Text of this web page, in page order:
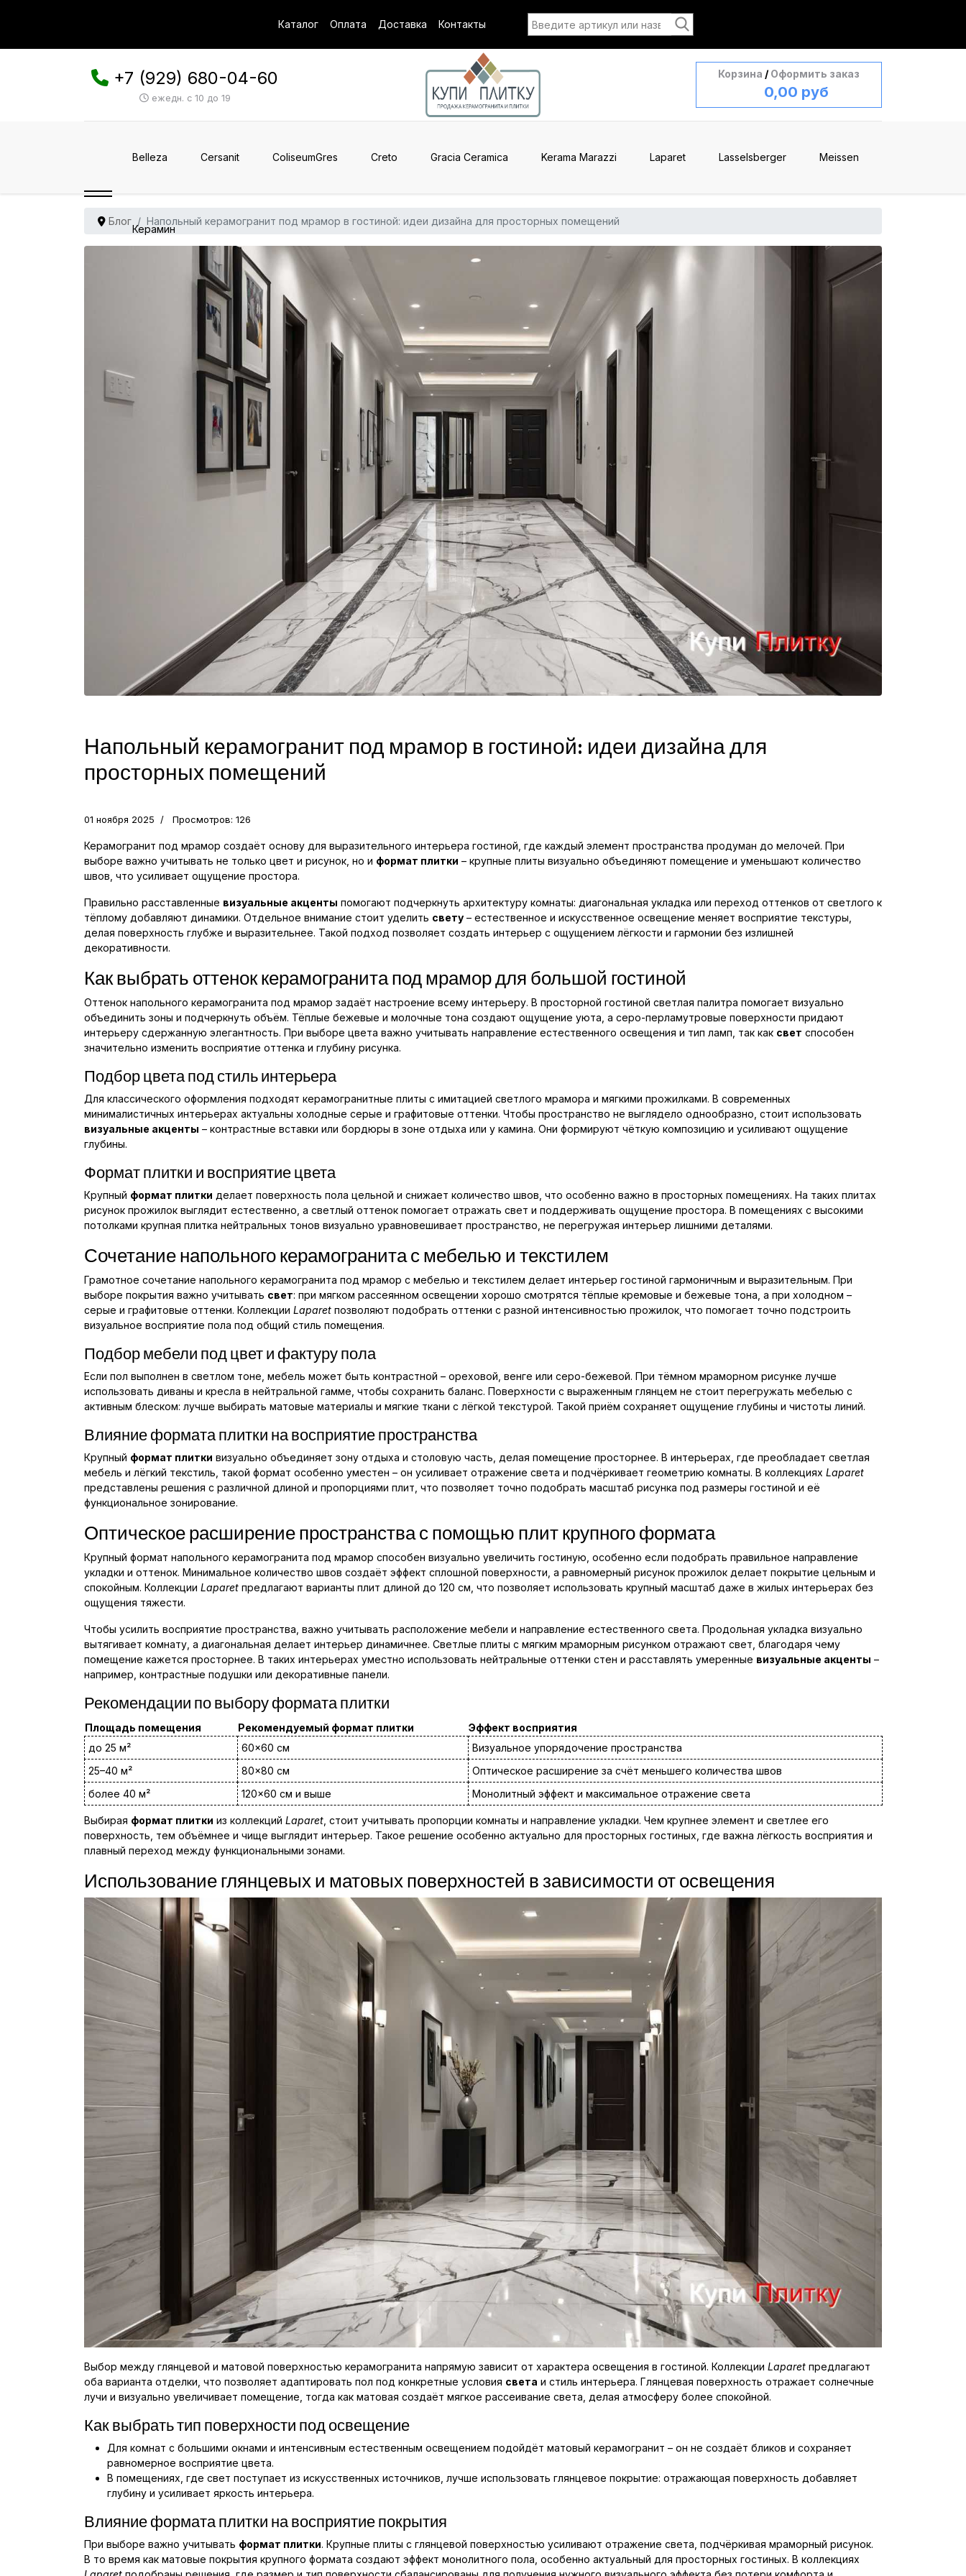
Каталог Оплата Доставка Контакты
+7 (929) 680-04-60
ежедн. с 10 до 19
Корзина / Оформить заказ
0,00 руб
Belleza Cersanit ColiseumGres Creto Gracia Ceramica Kerama Marazzi Laparet Lasselsberger Meissen
Керамин
Блог Напольный керамогранит под мрамор в гостиной: идеи дизайна для просторных помещений
Напольный керамогранит под мрамор в гостиной: идеи дизайна для
просторных помещений
01 ноября 2025 Просмотров: 126
Керамогранит под мрамор создаёт основу для выразительного интерьера гостиной, где каждый элемент пространства продуман до мелочей. При
выборе важно учитывать не только цвет и рисунок, но и формат плитки – крупные плиты визуально объединяют помещение и уменьшают количество
швов, что усиливает ощущение простора.
Правильно расставленные визуальные акценты помогают подчеркнуть архитектуру комнаты: диагональная укладка или переход оттенков от светлого к
тёплому добавляют динамики. Отдельное внимание стоит уделить свету – естественное и искусственное освещение меняет восприятие текстуры,
делая поверхность глубже и выразительнее. Такой подход позволяет создать интерьер с ощущением лёгкости и гармонии без излишней
декоративности.
Как выбрать оттенок керамогранита под мрамор для большой гостиной
Оттенок напольного керамогранита под мрамор задаёт настроение всему интерьеру. В просторной гостиной светлая палитра помогает визуально
объединить зоны и подчеркнуть объём. Тёплые бежевые и молочные тона создают ощущение уюта, а серо-перламутровые поверхности придают
интерьеру сдержанную элегантность. При выборе цвета важно учитывать направление естественного освещения и тип ламп, так как свет способен
значительно изменить восприятие оттенка и глубину рисунка.
Подбор цвета под стиль интерьера
Для классического оформления подходят керамогранитные плиты с имитацией светлого мрамора и мягкими прожилками. В современных
минималистичных интерьерах актуальны холодные серые и графитовые оттенки. Чтобы пространство не выглядело однообразно, стоит использовать
визуальные акценты – контрастные вставки или бордюры в зоне отдыха или у камина. Они формируют чёткую композицию и усиливают ощущение
глубины.
Формат плитки и восприятие цвета
Крупный формат плитки делает поверхность пола цельной и снижает количество швов, что особенно важно в просторных помещениях. На таких плитах
рисунок прожилок выглядит естественно, а светлый оттенок помогает отражать свет и поддерживать ощущение простора. В помещениях с высокими
потолками крупная плитка нейтральных тонов визуально уравновешивает пространство, не перегружая интерьер лишними деталями.
Сочетание напольного керамогранита с мебелью и текстилем
Грамотное сочетание напольного керамогранита под мрамор с мебелью и текстилем делает интерьер гостиной гармоничным и выразительным. При
выборе покрытия важно учитывать свет: при мягком рассеянном освещении хорошо смотрятся тёплые кремовые и бежевые тона, а при холодном –
серые и графитовые оттенки. Коллекции Laparet позволяют подобрать оттенки с разной интенсивностью прожилок, что помогает точно подстроить
визуальное восприятие пола под общий стиль помещения.
Подбор мебели под цвет и фактуру пола
Если пол выполнен в светлом тоне, мебель может быть контрастной – ореховой, венге или серо-бежевой. При тёмном мраморном рисунке лучше
использовать диваны и кресла в нейтральной гамме, чтобы сохранить баланс. Поверхности с выраженным глянцем не стоит перегружать мебелью с
активным блеском: лучше выбирать матовые материалы и мягкие ткани с лёгкой текстурой. Такой приём сохраняет ощущение глубины и чистоты линий.
Влияние формата плитки на восприятие пространства
Крупный формат плитки визуально объединяет зону отдыха и столовую часть, делая помещение просторнее. В интерьерах, где преобладает светлая
мебель и лёгкий текстиль, такой формат особенно уместен – он усиливает отражение света и подчёркивает геометрию комнаты. В коллекциях Laparet
представлены решения с различной длиной и пропорциями плит, что позволяет точно подобрать масштаб рисунка под размеры гостиной и её
функциональное зонирование.
Оптическое расширение пространства с помощью плит крупного формата
Крупный формат напольного керамогранита под мрамор способен визуально увеличить гостиную, особенно если подобрать правильное направление
укладки и оттенок. Минимальное количество швов создаёт эффект сплошной поверхности, а равномерный рисунок прожилок делает покрытие цельным и
спокойным. Коллекции Laparet предлагают варианты плит длиной до 120 см, что позволяет использовать крупный масштаб даже в жилых интерьерах без
ощущения тяжести.
Чтобы усилить восприятие пространства, важно учитывать расположение мебели и направление естественного света. Продольная укладка визуально
вытягивает комнату, а диагональная делает интерьер динамичнее. Светлые плиты с мягким мраморным рисунком отражают свет, благодаря чему
помещение кажется просторнее. В таких интерьерах уместно использовать нейтральные оттенки стен и расставлять умеренные визуальные акценты –
например, контрастные подушки или декоративные панели.
Рекомендации по выбору формата плитки
Площадь помещения Рекомендуемый формат плитки
Эффект восприятия
до 25 м²
60×60 см
Визуальное упорядочение пространства
25–40 м²
80×80 см
Оптическое расширение за счёт меньшего количества швов
более 40 м²
120×60 см и выше Монолитный эффект и максимальное отражение света
Выбирая формат плитки из коллекций Laparet , стоит учитывать пропорции комнаты и направление укладки. Чем крупнее элемент и светлее его
поверхность, тем объёмнее и чище выглядит интерьер. Такое решение особенно актуально для просторных гостиных, где важна лёгкость восприятия и
плавный переход между функциональными зонами.
Использование глянцевых и матовых поверхностей в зависимости от освещения
Выбор между глянцевой и матовой поверхностью керамогранита напрямую зависит от характера освещения в гостиной. Коллекции Laparet предлагают
оба варианта отделки, что позволяет адаптировать пол под конкретные условия света и стиль интерьера. Глянцевая поверхность отражает солнечные
лучи и визуально увеличивает помещение, тогда как матовая создаёт мягкое рассеивание света, делая атмосферу более спокойной.
Как выбрать тип поверхности под освещение
Для комнат с большими окнами и интенсивным естественным освещением подойдёт матовый керамогранит – он не создаёт бликов и сохраняет
равномерное восприятие цвета.
В помещениях, где свет поступает из искусственных источников, лучше использовать глянцевое покрытие: отражающая поверхность добавляет
глубину и усиливает яркость интерьера.
Влияние формата плитки на восприятие покрытия
При выборе важно учитывать формат плитки. Крупные плиты с глянцевой поверхностью усиливают отражение света, подчёркивая мраморный рисунок.
В то время как матовые покрытия крупного формата создают эффект монолитного пола, особенно актуальный для просторных гостиных. В коллекциях